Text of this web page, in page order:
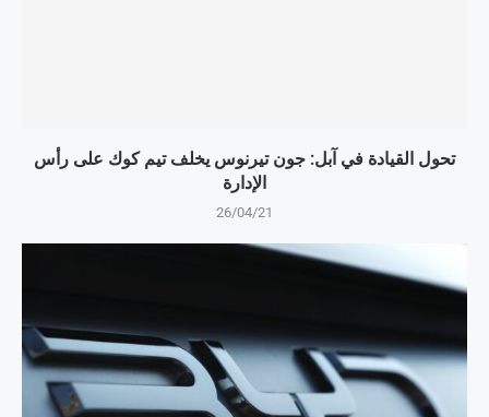
تحول القيادة في آبل: جون تيرنوس يخلف تيم كوك على رأس
الإدارة
26/04/21